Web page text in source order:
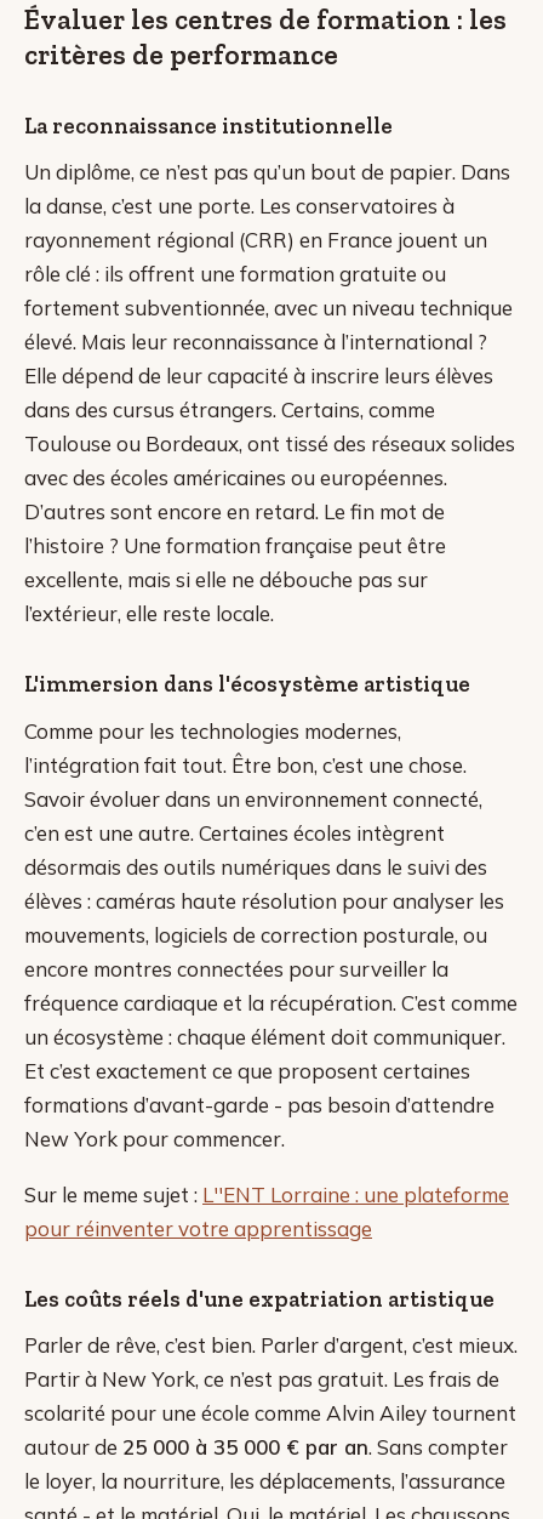
Évaluer les centres de formation : les
critères de performance
La reconnaissance institutionnelle
Un diplôme, ce n’est pas qu’un bout de papier. Dans
la danse, c’est une porte. Les conservatoires à
rayonnement régional (CRR) en France jouent un
rôle clé : ils offrent une formation gratuite ou
fortement subventionnée, avec un niveau technique
élevé. Mais leur reconnaissance à l’international ?
Elle dépend de leur capacité à inscrire leurs élèves
dans des cursus étrangers. Certains, comme
Toulouse ou Bordeaux, ont tissé des réseaux solides
avec des écoles américaines ou européennes.
D’autres sont encore en retard. Le fin mot de
l’histoire ? Une formation française peut être
excellente, mais si elle ne débouche pas sur
l’extérieur, elle reste locale.
L'immersion dans l'écosystème artistique
Comme pour les technologies modernes,
l’intégration fait tout. Être bon, c’est une chose.
Savoir évoluer dans un environnement connecté,
c’en est une autre. Certaines écoles intègrent
désormais des outils numériques dans le suivi des
élèves : caméras haute résolution pour analyser les
mouvements, logiciels de correction posturale, ou
encore montres connectées pour surveiller la
fréquence cardiaque et la récupération. C’est comme
un écosystème : chaque élément doit communiquer.
Et c’est exactement ce que proposent certaines
formations d’avant-garde - pas besoin d’attendre
New York pour commencer.
Sur le meme sujet : L''ENT Lorraine : une plateforme
pour réinventer votre apprentissage
Les coûts réels d'une expatriation artistique
Parler de rêve, c’est bien. Parler d’argent, c’est mieux.
Partir à New York, ce n’est pas gratuit. Les frais de
scolarité pour une école comme Alvin Ailey tournent
autour de 25 000 à 35 000 € par an. Sans compter
le loyer, la nourriture, les déplacements, l’assurance